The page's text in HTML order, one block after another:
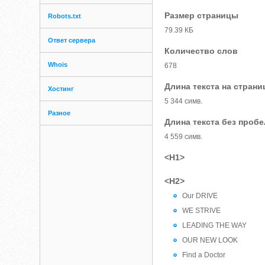
Robots.txt
Ответ сервера
Whois
Хостинг
Разное
Размер страницы
79.39 КБ
Количество слов
678
Длина текста на
5 344 симв.
Длина текста без
4 559 симв.
<H1>
<H2>
Our DRIVE
WE STRIVE
LEADING THE WAY
OUR NEW LOOK
Find a Doctor